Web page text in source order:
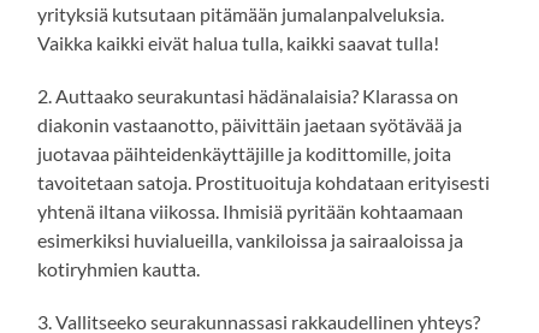
yrityksiä kutsutaan pitämään jumalanpalveluksia.
Vaikka kaikki eivät halua tulla, kaikki saavat tulla!
2. Auttaako seurakuntasi hädänalaisia? Klarassa on
diakonin vastaanotto, päivittäin jaetaan syötävää ja
juotavaa päihteidenkäyttäjille ja kodittomille, joita
tavoitetaan satoja. Prostituoituja kohdataan erityisesti
yhtenä iltana viikossa. Ihmisiä pyritään kohtaamaan
esimerkiksi huvialueilla, vankiloissa ja sairaaloissa ja
kotiryhmien kautta.
3. Vallitseeko seurakunnassasi rakkaudellinen yhteys?